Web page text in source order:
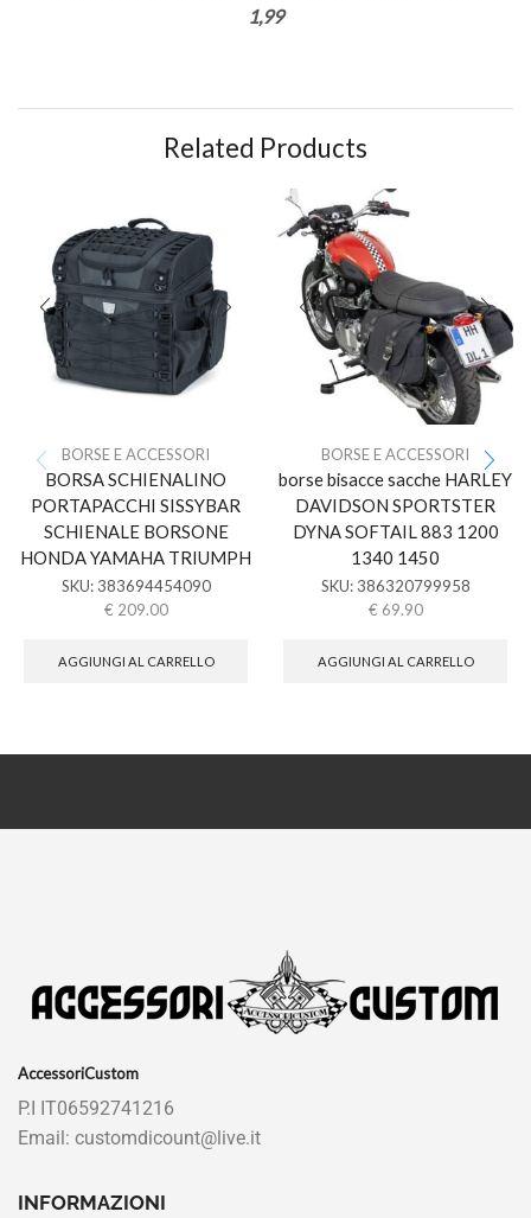
1,99
Related Products
BORSE E ACCESSORI
BORSA SCHIENALINO
PORTAPACCHI SISSYBAR
SCHIENALE BORSONE
HONDA YAMAHA TRIUMPH
SKU: 383694454090
€ 209.00
AGGIUNGI AL CARRELLO
BORSE E ACCESSORI
borse bisacce sacche HARLEY
DAVIDSON SPORTSTER
DYNA SOFTAIL 883 1200
1340 1450
SKU: 386320799958
€ 69.90
AGGIUNGI AL CARRELLO
AccessoriCustom
P.I IT06592741216
Email: customdicount@live.it
INFORMAZIONI